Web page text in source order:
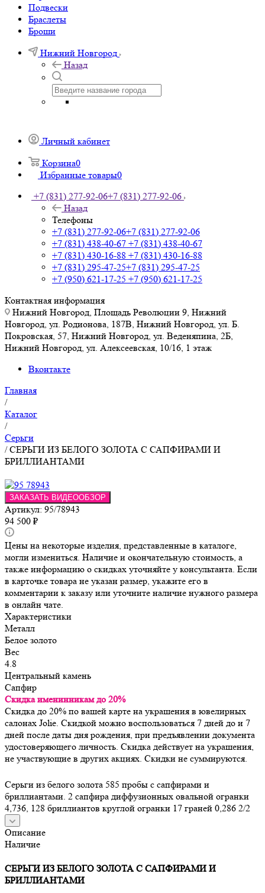
Подвески
Браслеты
Броши
Нижний Новгород
Назад
Личный кабинет
Корзина0
Избранные товары0
+7 (831) 277-92-06+7 (831) 277-92-06
Назад
Телефоны
+7 (831) 277-92-06+7 (831) 277-92-06
+7 (831) 438-40-67 +7 (831) 438-40-67
+7 (831) 430-16-88 +7 (831) 430-16-88
+7 (831) 295-47-25+7 (831) 295-47-25
+7 (950) 621-17-25 +7 (950) 621-17-25
Контактная информация
Нижний Новгород, Площадь Революции 9, Нижний
Новгород, ул. Родионова, 187В, Нижний Новгород, ул. Б.
Покровская, 57, Нижний Новгород, ул. Веденяпина, 2Б,
Нижний Новгород, ул. Алексеевская, 10/16, 1 этаж
Вконтакте
Главная
/
Каталог
/
Серьги
/СЕРЬГИ ИЗ БЕЛОГО ЗОЛОТА С САПФИРАМИ И
БРИЛЛИАНТАМИ
ЗАКАЗАТЬ ВИДЕООБЗОР
Артикул: 95/78943
94 500 ₽
Цены на некоторые изделия, представленные в каталоге,
могли измениться. Наличие и окончательную стоимость, а
также информацию о скидках уточняйте у консультанта. Если
в карточке товара не указан размер, укажите его в
комментарии к заказу или уточните наличие нужного размера
в онлайн чате.
Характеристики
Металл
Белое золото
Вес
4.8
Центральный камень
Сапфир
Скидка именинникам до 20%
Скидка до 20% по вашей карте на украшения в ювелирных
салонах Jolie. Скидкой можно воспользоваться 7 дней до и 7
дней после даты дня рождения, при предъявлении документа
удостоверяющего личность. Скидка действует на украшения,
не участвующие в других акциях. Скидки не суммируются.
Серьги из белого золота 585 пробы с сапфирами и
бриллиантами. 2 сапфира диффузионных овальной огранки
4,736, 128 бриллиантов круглой огранки 17 граней 0,286 2/2
Описание
Наличие
СЕРЬГИ ИЗ БЕЛОГО ЗОЛОТА С САПФИРАМИ И
БРИЛЛИАНТАМИ